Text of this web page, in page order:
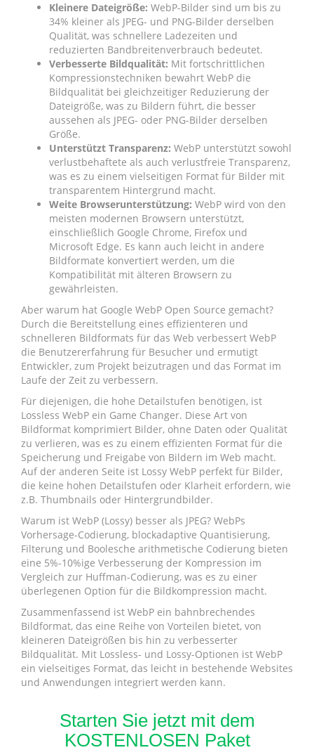
Kleinere Dateigröße: WebP-Bilder sind um bis zu
34% kleiner als JPEG- und PNG-Bilder derselben
Qualität, was schnellere Ladezeiten und
reduzierten Bandbreitenverbrauch bedeutet.
Verbesserte Bildqualität: Mit fortschrittlichen
Kompressionstechniken bewahrt WebP die
Bildqualität bei gleichzeitiger Reduzierung der
Dateigröße, was zu Bildern führt, die besser
aussehen als JPEG- oder PNG-Bilder derselben
Größe.
Unterstützt Transparenz: WebP unterstützt sowohl
verlustbehaftete als auch verlustfreie Transparenz,
was es zu einem vielseitigen Format für Bilder mit
transparentem Hintergrund macht.
Weite Browserunterstützung: WebP wird von den
meisten modernen Browsern unterstützt,
einschließlich Google Chrome, Firefox und
Microsoft Edge. Es kann auch leicht in andere
Bildformate konvertiert werden, um die
Kompatibilität mit älteren Browsern zu
gewährleisten.
Aber warum hat Google WebP Open Source gemacht?
Durch die Bereitstellung eines effizienteren und
schnelleren Bildformats für das Web verbessert WebP
die Benutzererfahrung für Besucher und ermutigt
Entwickler, zum Projekt beizutragen und das Format im
Laufe der Zeit zu verbessern.
Für diejenigen, die hohe Detailstufen benötigen, ist
Lossless WebP ein Game Changer. Diese Art von
Bildformat komprimiert Bilder, ohne Daten oder Qualität
zu verlieren, was es zu einem effizienten Format für die
Speicherung und Freigabe von Bildern im Web macht.
Auf der anderen Seite ist Lossy WebP perfekt für Bilder,
die keine hohen Detailstufen oder Klarheit erfordern, wie
z.B. Thumbnails oder Hintergrundbilder.
Warum ist WebP (Lossy) besser als JPEG? WebPs
Vorhersage-Codierung, blockadaptive Quantisierung,
Filterung und Boolesche arithmetische Codierung bieten
eine 5%-10%ige Verbesserung der Kompression im
Vergleich zur Huffman-Codierung, was es zu einer
überlegenen Option für die Bildkompression macht.
Zusammenfassend ist WebP ein bahnbrechendes
Bildformat, das eine Reihe von Vorteilen bietet, von
kleineren Dateigrößen bis hin zu verbesserter
Bildqualität. Mit Lossless- und Lossy-Optionen ist WebP
ein vielseitiges Format, das leicht in bestehende Websites
und Anwendungen integriert werden kann.
Starten Sie jetzt mit dem
KOSTENLOSEN Paket